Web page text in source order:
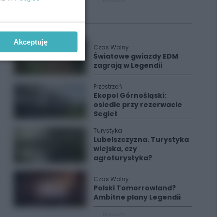
Czas Wolny
Światowe gwiazdy EDM
zagrają w Legendii
Przestrzeń
Ekopol Górnośląski:
osiedle przy rezerwacie
Segiet
Turystyka
Lubelszczyzna. Turystyka
wiejska, czy
agroturystyka?
Czas Wolny
Polski Tomorrowland?
Ambitne plany Legendii
Akceptuję